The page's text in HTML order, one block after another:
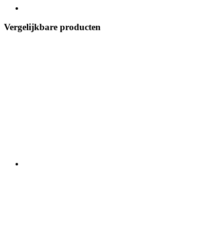
Vergelijkbare producten